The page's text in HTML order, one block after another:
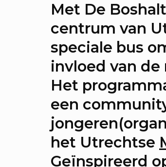
de workshops
canvas
RAUM: Vier je
avond vol
van RAUM
Grote
en verkoop toffe
Met De
centrum van
speciale bus
invloed van de
Het
een
het Utrechtse
Geïnspireerd